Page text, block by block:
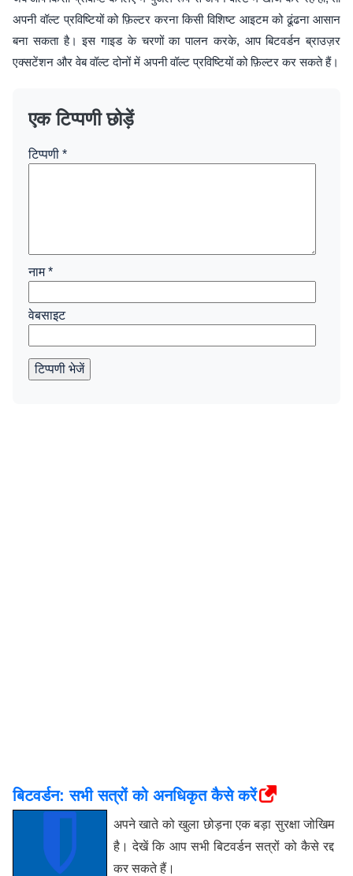
अपनी वॉल्ट प्रविष्टियों को फ़िल्टर करना किसी विशिष्ट आइटम को ढूंढना आसान
बना सकता है। इस गाइड के चरणों का पालन करके, आप बिटवर्डन ब्राउज़र
एक्सटेंशन और वेब वॉल्ट दोनों में अपनी वॉल्ट प्रविष्टियों को फ़िल्टर कर सकते हैं।
एक टिप्पणी छोड़ें
टिप्पणी *
नाम*
वेबसाइट
टिप्पणी भेजें
बिटवर्डन: सभी सत्रों को अनधिकृत कैसे करें
अपने खाते को खुला छोड़ना एक बड़ा सुरक्षा जोखिम
है। देखें कि आप सभी बिटवर्डन सत्रों को कैसे रद्द
कर सकते हैं।